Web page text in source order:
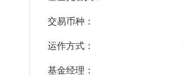
交易币种：
运作方式：
基金经理：